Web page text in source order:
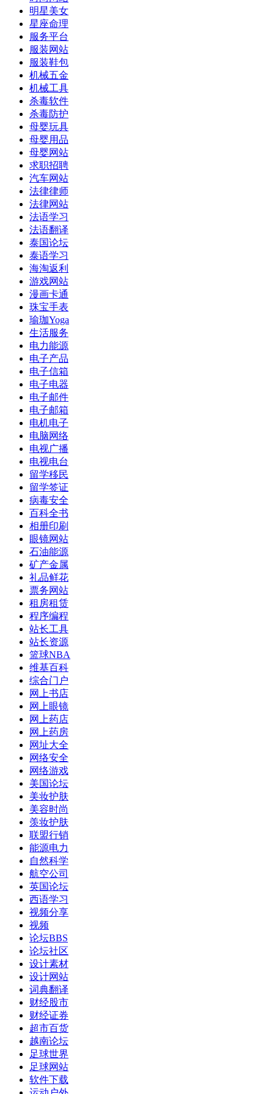
明星美女
星座命理
服务平台
服装网站
服装鞋包
机械五金
机械工具
杀毒软件
杀毒防护
母婴玩具
母婴用品
母婴网站
求职招聘
汽车网站
法律律师
法律网站
法语学习
法语翻译
泰国论坛
泰语学习
海淘返利
游戏网站
漫画卡通
珠宝手表
瑜珈Yoga
生活服务
电力能源
电子产品
电子信箱
电子电器
电子邮件
电子邮箱
电机电子
电脑网络
电视广播
电视电台
留学移民
留学签证
病毒安全
百科全书
相册印刷
眼镜网站
石油能源
矿产金属
礼品鲜花
票务网站
租房租赁
程序编程
站长工具
站长资源
篮球NBA
维基百科
综合门户
网上书店
网上眼镜
网上药店
网上药房
网址大全
网络安全
网络游戏
美国论坛
美妆护肤
美容时尚
羡妆护肤
联盟行销
能源电力
自然科学
航空公司
英国论坛
西语学习
视频分享
视频
论坛BBS
论坛社区
设计素材
设计网站
词典翻译
财经股市
财经证券
超市百货
越南论坛
足球世界
足球网站
软件下载